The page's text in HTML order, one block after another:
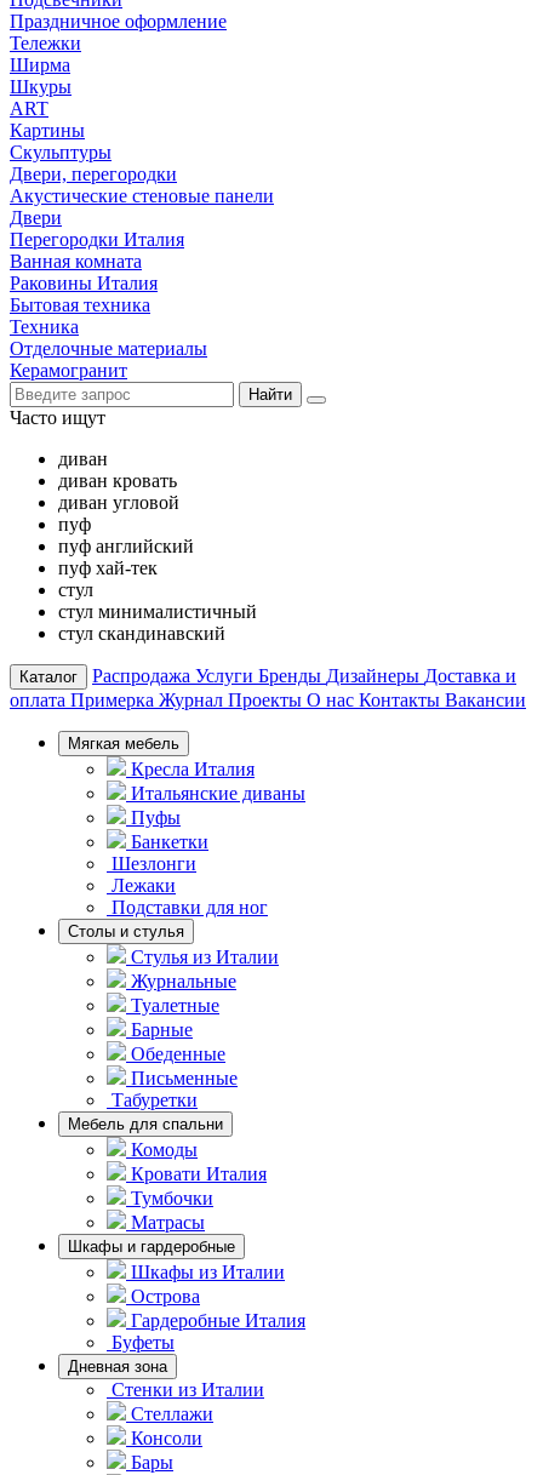
Праздничное оформление
Тележки
Ширма
Шкуры
ART
Картины
Скульптуры
Двери, перегородки
Акустические стеновые панели
Двери
Перегородки Италия
Ванная комната
Раковины Италия
Бытовая техника
Техника
Отделочные материалы
Керамогранит
Найти
Часто ищут
диван
диван кровать
диван угловой
пуф
пуф английский
пуф хай-тек
стул
стул минималистичный
стул скандинавский
Каталог Распродажа Услуги Бренды Дизайнеры Доставка и
оплата Примерка Журнал Проекты О нас Контакты Вакансии
Мягкая мебель
Кресла Италия
Итальянские диваны
Пуфы
Банкетки
Шезлонги
Лежаки
Подставки для ног
Столы и стулья
Стулья из Италии
Журнальные
Туалетные
Барные
Обеденные
Письменные
Табуретки
Мебель для спальни
Комоды
Кровати Италия
Тумбочки
Матрасы
Шкафы и гардеробные
Шкафы из Италии
Острова
Гардеробные Италия
Буфеты
Дневная зона
Стенки из Италии
Стеллажи
Консоли
Бары